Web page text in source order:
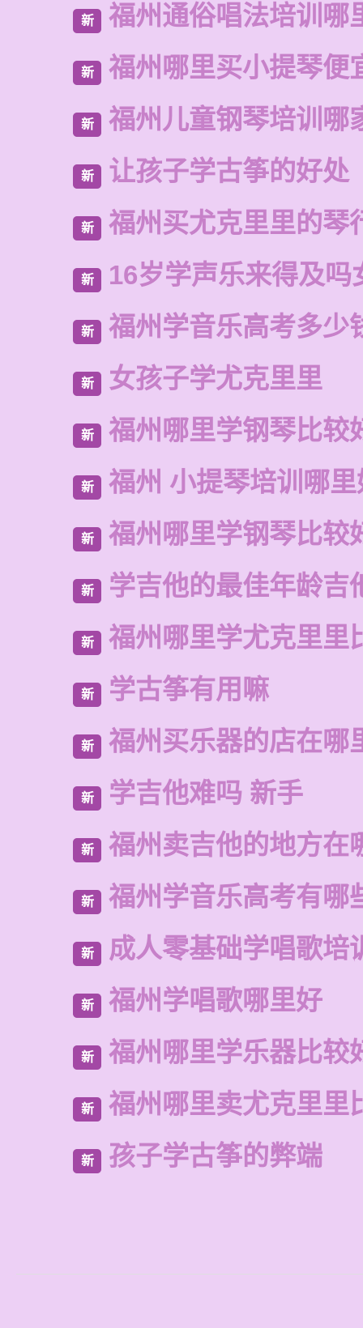
新 福州通俗唱法培训哪
新 福州哪里买小提琴便
新 福州儿童钢琴培训哪
新 让孩子学古筝的好处
新 福州买尤克里里的琴
新 16岁学声乐来得及吗
新 福州学音乐高考多少
新 女孩子学尤克里里
新 福州哪里学钢琴比较
新 福州 小提琴培训哪里
新 福州哪里学钢琴比较
新 学吉他的最佳年龄吉
新 福州哪里学尤克里里
新 学古筝有用嘛
新 福州买乐器的店在哪
新 学吉他难吗 新手
新 福州卖吉他的地方在
新 福州学音乐高考有哪
新 成人零基础学唱歌培
新 福州学唱歌哪里好
新 福州哪里学乐器比较
新 福州哪里卖尤克里里
新 孩子学古筝的弊端